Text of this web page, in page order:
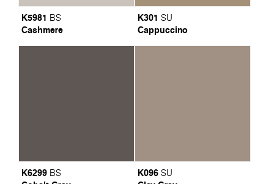
K5981 BS
Cashmere
K301 SU
Cappuccino
K6299 BS K096 SU